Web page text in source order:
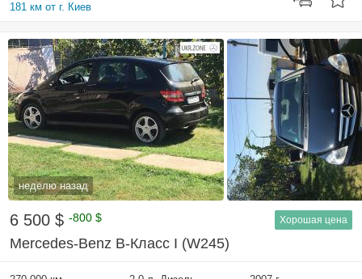
181 км от г. Киев
неделю назад
6 500 $ -800 $ Хорошая цена
Mercedes-Benz B-Класс I (W245)